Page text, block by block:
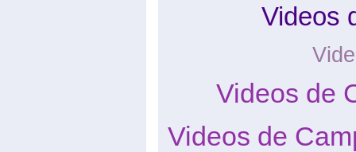
Videos
Videos de
Videos de